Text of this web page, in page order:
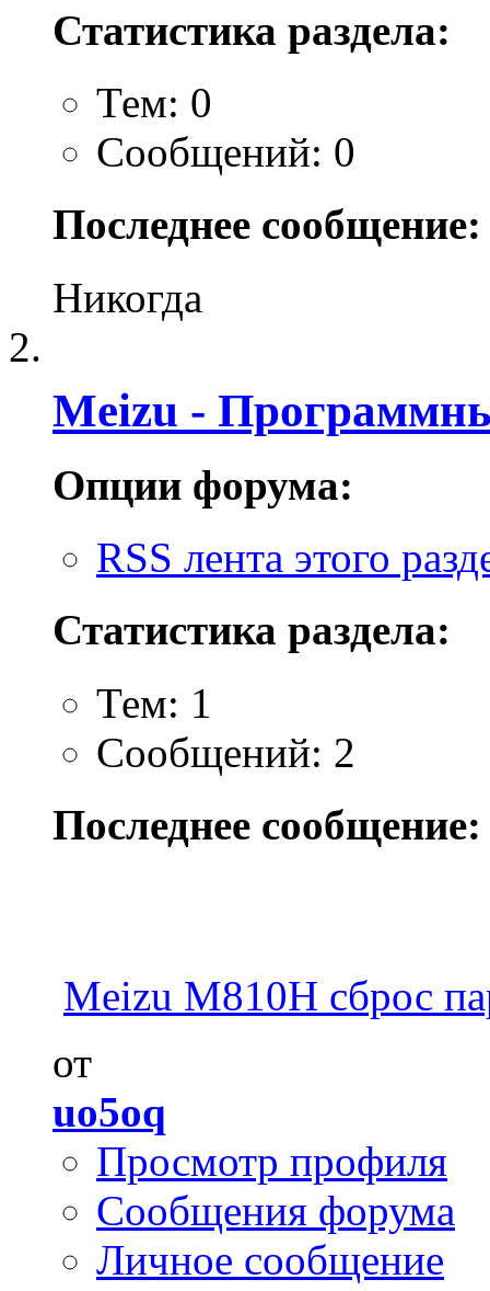
Статистика раздела:
Тем: 0
Сообщений: 0
Последнее сообщение:
Никогда
Meizu -
Опции форума:
RSS лента этого
Статистика раздела:
Тем: 1
Сообщений: 2
Последнее сообщение:
Meizu M810H сброс
от
uo5oq
Просмотр профиля
Сообщения форума
Личное сообщение